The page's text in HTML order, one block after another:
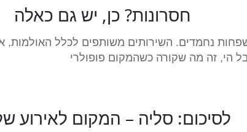
חסרונות? כן, יש גם כאלה
נחמדים. השירותים משותפים לכלל האולמות,
הי, זה מה שקורה כשהמקום פופולרי
לסיכום: סליה – המקום לאירוע